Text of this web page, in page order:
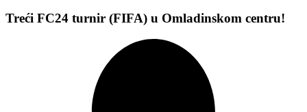
Treći FC24 turnir (FIFA) u Omladinskom centru!